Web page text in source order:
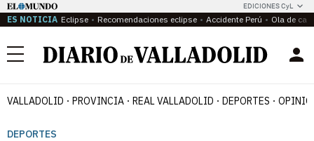
EDICIONES CyL
ES NOTICIA Eclipse Recomendaciones eclipse Accidente Perú Ola de
Menú
VALLADOLID PROVINCIA REAL VALLADOLID DEPORTES
DEPORTES